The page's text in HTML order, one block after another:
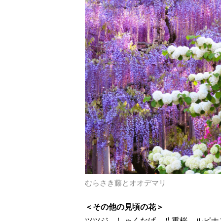
むらさき藤とオオデマリ
＜その他の見頃の花＞